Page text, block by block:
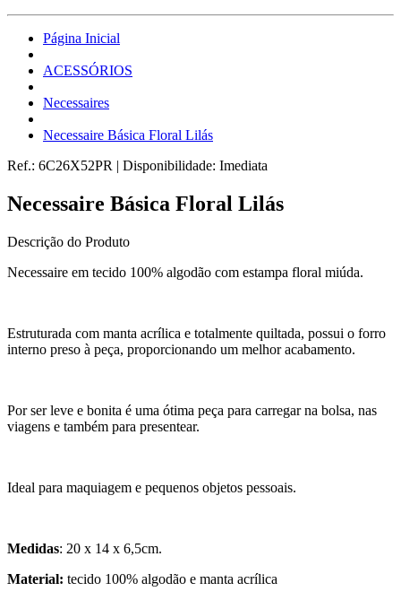
Página Inicial
ACESSÓRIOS
Necessaires
Necessaire Básica Floral Lilás
Ref.: 6C26X52PR | Disponibilidade: Imediata
Necessaire Básica Floral Lilás
Descrição do Produto
Necessaire em tecido 100% algodão com estampa floral miúda.
Estruturada com manta acrílica e totalmente quiltada, possui o forro
interno preso à peça, proporcionando um melhor acabamento.
Por ser leve e bonita é uma ótima peça para carregar na bolsa, nas
viagens e também para presentear.
Ideal para maquiagem e pequenos objetos pessoais.
Medidas: 20 x 14 x 6,5cm.
Material: tecido 100% algodão e manta acrílica